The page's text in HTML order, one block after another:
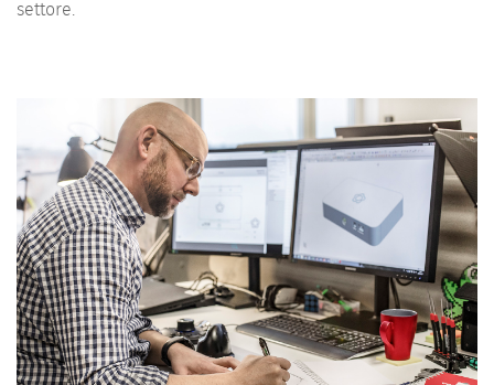
settore.